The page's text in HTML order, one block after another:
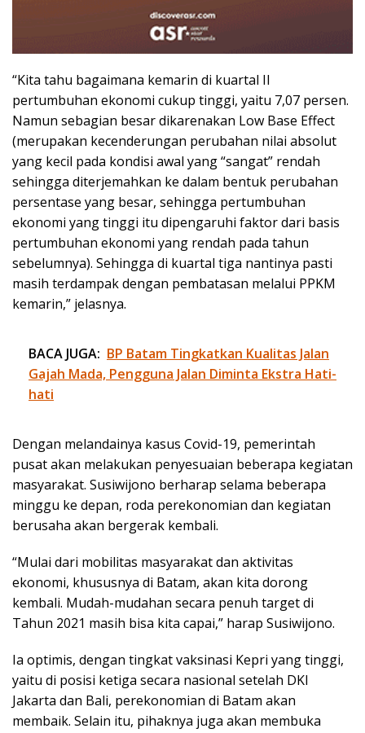
“Kita tahu bagaimana kemarin di kuartal II
pertumbuhan ekonomi cukup tinggi, yaitu 7,07 persen.
Namun sebagian besar dikarenakan Low Base Effect
(merupakan kecenderungan perubahan nilai absolut
yang kecil pada kondisi awal yang “sangat” rendah
sehingga diterjemahkan ke dalam bentuk perubahan
persentase yang besar, sehingga pertumbuhan
ekonomi yang tinggi itu dipengaruhi faktor dari basis
pertumbuhan ekonomi yang rendah pada tahun
sebelumnya). Sehingga di kuartal tiga nantinya pasti
masih terdampak dengan pembatasan melalui PPKM
kemarin,” jelasnya.
BACA JUGA: BP Batam Tingkatkan Kualitas Jalan
Gajah Mada, Pengguna Jalan Diminta Ekstra Hati-
hati
Dengan melandainya kasus Covid-19, pemerintah
pusat akan melakukan penyesuaian beberapa kegiatan
masyarakat. Susiwijono berharap selama beberapa
minggu ke depan, roda perekonomian dan kegiatan
berusaha akan bergerak kembali.
“Mulai dari mobilitas masyarakat dan aktivitas
ekonomi, khususnya di Batam, akan kita dorong
kembali. Mudah-mudahan secara penuh target di
Tahun 2021 masih bisa kita capai,” harap Susiwijono.
Ia optimis, dengan tingkat vaksinasi Kepri yang tinggi,
yaitu di posisi ketiga secara nasional setelah DKI
Jakarta dan Bali, perekonomian di Batam akan
membaik. Selain itu, pihaknya juga akan membuka